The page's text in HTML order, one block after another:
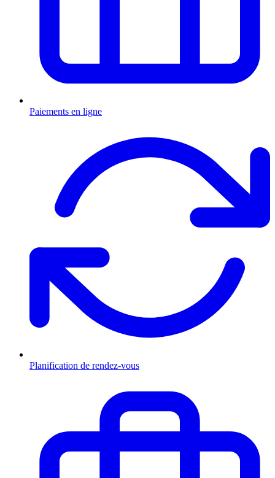
Paiements en ligne
Planification de rendez-vous